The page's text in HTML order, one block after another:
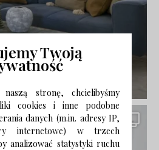
Twoją
stronę, chcielibyśmy
cookies i inne podobne
danych (m.in. adresy IP,
internetowe) w trzech
analizować statystyki ruchu